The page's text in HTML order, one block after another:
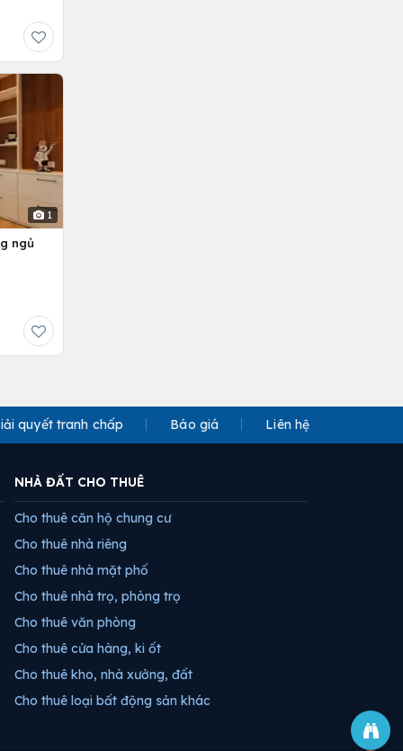
1
ngủ
quyết tranh chấp Báo giá Liên hệ
NHÀ ĐẤT CHO THUÊ
Cho thuê căn hộ chung cư
Cho thuê nhà riêng
Cho thuê nhà mặt phố
Cho thuê nhà trọ, phòng trọ
Cho thuê văn phòng
Cho thuê cửa hàng, ki ốt
Cho thuê kho, nhà xưởng, đất
Cho thuê loại bất động sản khác